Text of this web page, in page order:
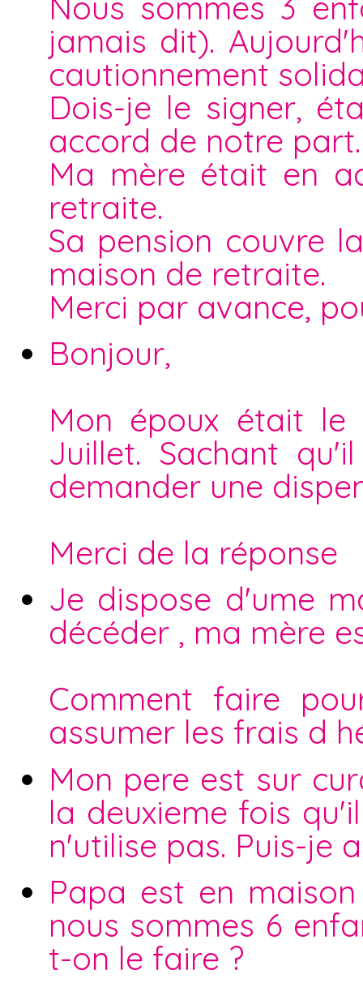
jamais dit).
cautionnement
Dois-je le signer,
accord de notre part.
Ma mère était en
retraite.
Sa pension couvre
maison de retraite.
Merci par avance,
Bonjour,
Mon époux était
Juillet. Sachant
demander une
Merci de la réponse
Je dispose d'ume
décéder , ma mère
Comment faire
assumer les frais d
Mon pere est sur
la deuxieme fois
n'utilise pas. Puis-je
Papa est en
nous sommes 6
t-on le faire ?